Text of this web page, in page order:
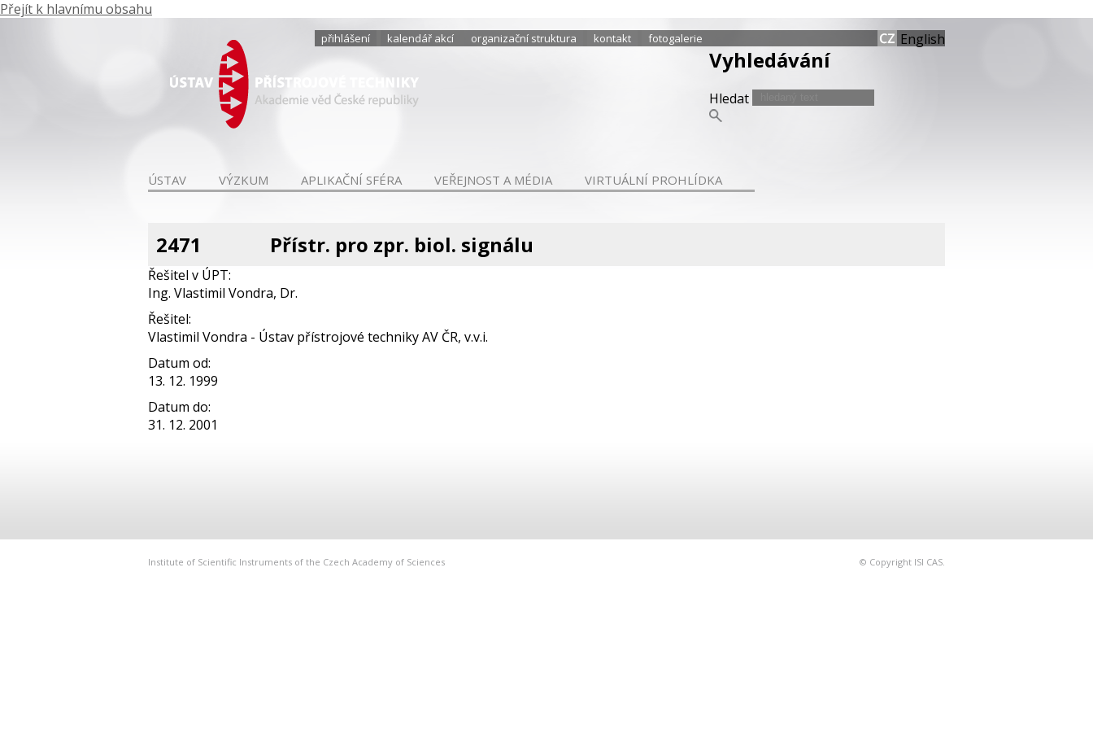
Přejít k hlavnímu obsahu
přihlášení kalendář akcí organizační struktura kontakt fotogalerie
Vyhledávání
Hledat
English
ÚSTAV VÝZKUM APLIKAČNÍ SFÉRA VEŘEJNOST A MÉDIA VIRTUÁLNÍ PROHLÍDKA
2471 Přístr. pro zpr. biol. signálu
Řešitel v ÚPT:
Ing. Vlastimil Vondra, Dr.
Řešitel:
Vlastimil Vondra - Ústav přístrojové techniky AV ČR, v.v.i.
Datum od:
13. 12. 1999
Datum do:
31. 12. 2001
© Copyright ISI CAS.
Institute of Scientific Instruments of the Czech Academy of Sciences